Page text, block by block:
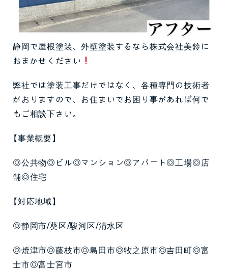
静岡で屋根塗装、外壁塗装するなら株式会社美鈴に
おまかせください
弊社では塗装工事だけではなく、各種専門の技術者
がおりますので、お住まいでお困り事があれば何で
もご相談下さい。
【事業概要】
◎公共物◎ビル◎マンション◎アパート◎工場◎店
舗◎住宅
【対応地域】
◎静岡市/葵区/駿河区/清水区
◎焼津市◎藤枝市◎島田市◎牧之原市◎吉田町◎富
士市◎富士宮市